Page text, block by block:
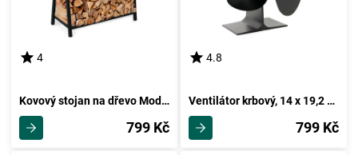
4
Kovový stojan na dřevo Modern, 58 x 78 x 24 cm
799 Kč
4.8
Ventilátor krbový, 14 x 19,2 x 10,8 cm
799 Kč